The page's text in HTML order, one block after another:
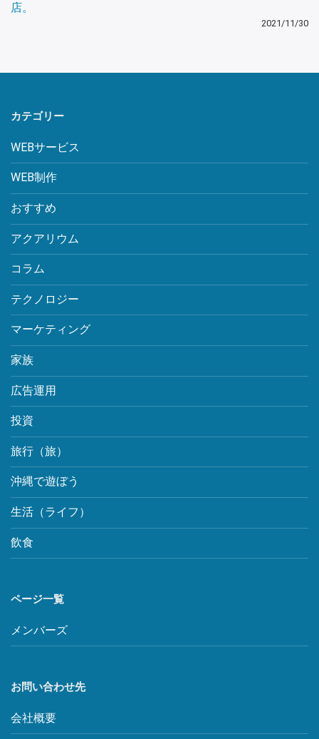
店。
2021/11/30
カテゴリー
WEBサービス
WEB制作
おすすめ
アクアリウム
コラム
テクノロジー
マーケティング
家族
広告運用
投資
旅行（旅）
沖縄で遊ぼう
生活（ライフ）
飲食
ページ一覧
メンバーズ
お問い合わせ先
会社概要